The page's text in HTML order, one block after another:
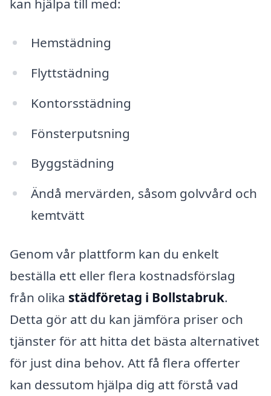
kan hjälpa till med:
Hemstädning
Flyttstädning
Kontorsstädning
Fönsterputsning
Byggstädning
Ändå mervärden, såsom golvvård och
kemtvätt
Genom vår plattform kan du enkelt
beställa ett eller flera kostnadsförslag
från olika städföretag i Bollstabruk.
Detta gör att du kan jämföra priser och
tjänster för att hitta det bästa alternativet
för just dina behov. Att få flera offerter
kan dessutom hjälpa dig att förstå vad